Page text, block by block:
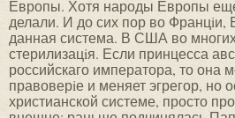
Европы. Хотя народы Европы
делали. И до сих пор во Францiи,
данная система. В США во
стерилизацiя. Если принцесса
российскаго императора, то она
правоверiе и меняет эгрегор, но
христианской системе, просто